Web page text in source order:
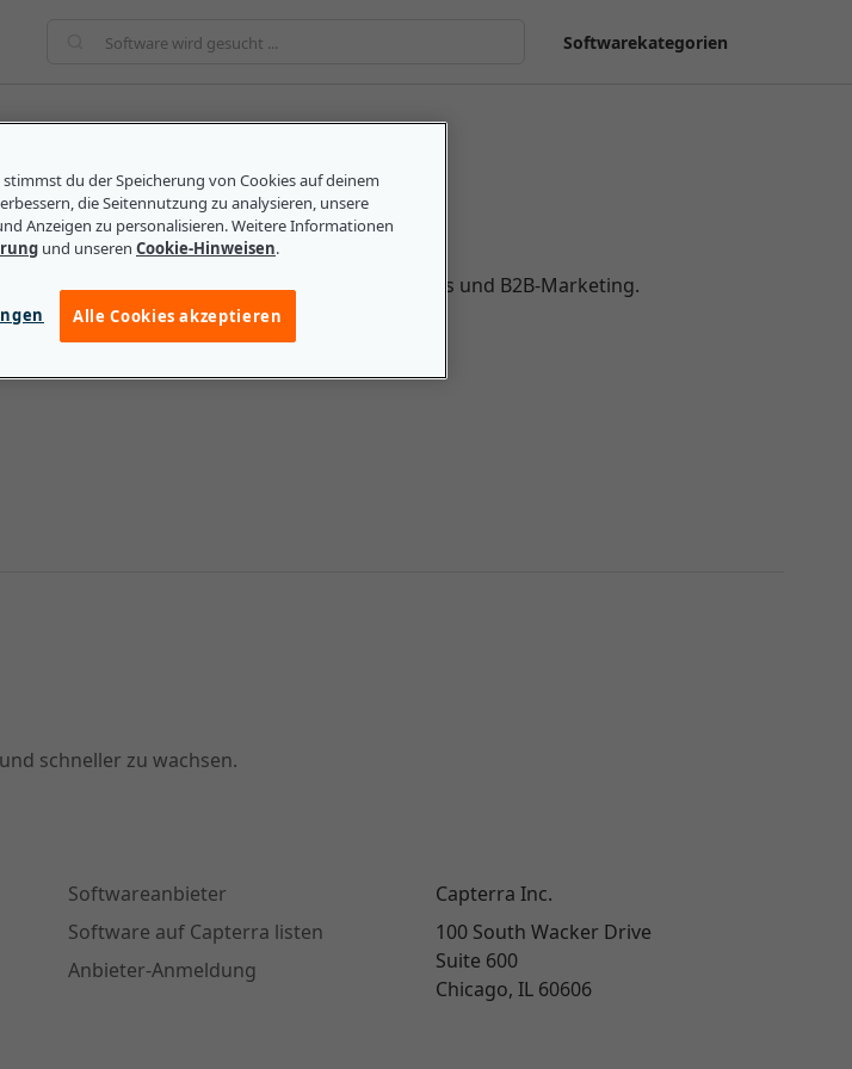
Softwarekategorien
für Capterra. Spezialisiert auf Technologietrends und B2B-Marketing.
schneller zu wachsen.
Softwareanbieter
Software auf Capterra listen
Anbieter-Anmeldung
Capterra Inc.
100 South Wacker Drive
Suite 600
Chicago, IL 60606
stimmst du der Speicherung von Cookies auf deinem
die Seitennutzung zu analysieren, unsere
Anzeigen zu personalisieren. Weitere Informationen
und unseren Cookie-Hinweisen.
Alle Cookies akzeptieren